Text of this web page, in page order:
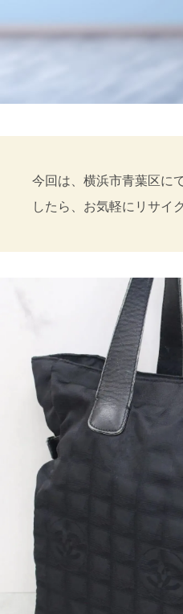
今回は、横浜市青葉区に
したら、お気軽にリサイ